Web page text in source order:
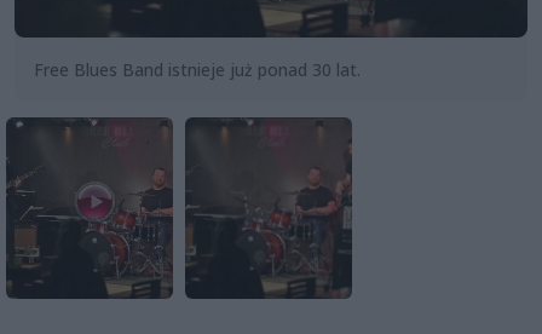
Free Blues Band istnieje już ponad 30 lat.